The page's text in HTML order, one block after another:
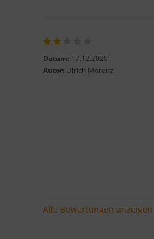
Datum: 17.12.2020
Autor: Ulrich Morenz
Alle Bewertungen anzeigen